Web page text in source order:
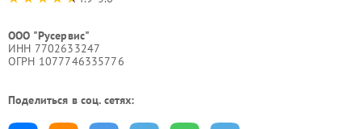
ООО "Русервис"
ИНН 7702633247
ОГРН 1077746335776
Поделиться в соц. сетях: